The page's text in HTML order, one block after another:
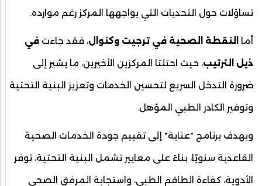
تساؤلات حول التحديات التي يواجهها المركز رغم موارده.
أما النقطة الصحية في ترجيت وكنوال، فقد جاءت في
ذيل الترتيب، حيث احتلتا المركزين الأخيرين، ما يشير إلى
ضرورة التدخل السريع لتحسين الخدمات وتعزيز البنية التحتية
وتوفير الكادر الطبي المؤهل.
ويهدف برنامج "عناية" إلى تقييم جودة الخدمات الصحية
القاعدية سنويًا، بناءً على معايير تشمل البنية التحتية، توفر
الأدوية، كفاءة الطاقم الطبي، واستجابة المرفق الصحي